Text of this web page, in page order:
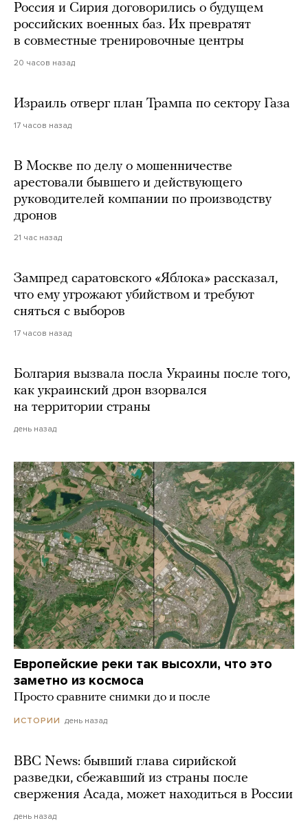
Россия и Сирия договорились о будущем
российских военных баз. Их превратят
в совместные тренировочные центры
20 часов назад
Израиль отверг план Трампа по сектору Газа
17 часов назад
В Москве по делу о мошенничестве
арестовали бывшего и действующего
руководителей компании по производству
дронов
21 час назад
Зампред саратовского «Яблока» рассказал,
что ему угрожают убийством и требуют
сняться с выборов
17 часов назад
Болгария вызвала посла Украины после того,
как украинский дрон взорвался
на территории страны
день назад
Европейские реки так высохли, что это
заметно из космоса
Просто сравните снимки до и после
ИСТОРИИ день назад
BBC News: бывший глава сирийской
разведки, сбежавший из страны после
свержения Асада, может находиться в России
день назад